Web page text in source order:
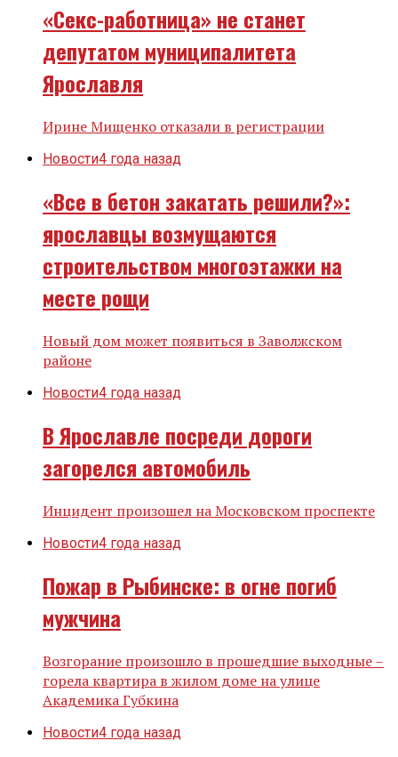
«Секс-работница» не станет
депутатом муниципалитета
Ярославля
Ирине Мищенко отказали в регистрации
Новости4 года назад
«Все в бетон закатать решили?»:
ярославцы возмущаются
строительством многоэтажки на
месте рощи
Новый дом может появиться в Заволжском
районе
Новости4 года назад
В Ярославле посреди дороги
загорелся автомобиль
Инцидент произошел на Московском проспекте
Новости4 года назад
Пожар в Рыбинске: в огне погиб
мужчина
Возгорание произошло в прошедшие выходные –
горела квартира в жилом доме на улице
Академика Губкина
Новости4 года назад